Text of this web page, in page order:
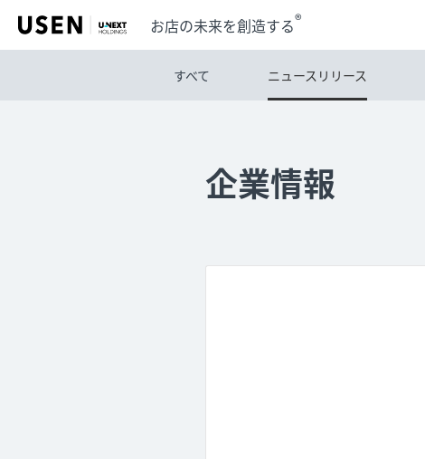
お店の未来を創造する®
すべて ニュースリリース
企業情報